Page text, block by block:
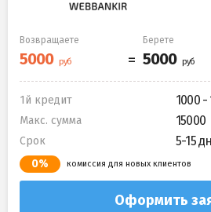
Возвращаете Берете
1й кредит 1000 -
Макс. сумма 15000
Срок 5-15
0% комиссия для новых клиентов
Оформить